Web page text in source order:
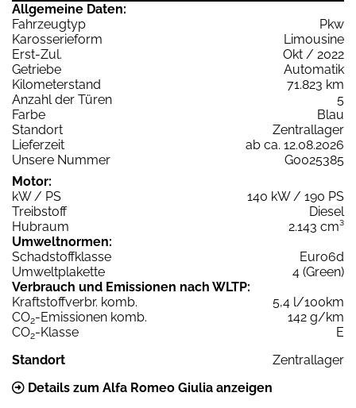
Allgemeine Daten:
Fahrzeugtyp
Pkw
Karosserieform
Limousine
Erst-Zul.
Okt / 2022
Getriebe
Automatik
Kilometerstand
71.823 km
Anzahl der Türen
5
Farbe
Blau
Standort
Zentrallager
Lieferzeit
ab ca. 12.08.2026
Unsere Nummer
G0025385
Motor:
kW / PS
140 kW / 190 PS
Treibstoff
Diesel
Hubraum
2.143 cm³
Umweltnormen:
Schadstoffklasse
Euro6d
Umweltplakette
4 (Green)
Verbrauch und Emissionen nach WLTP:
Kraftstoffverbr. komb.
5,4 l/100km
CO2-Emissionen komb.
142 g/km
CO2-Klasse
E
Standort
Zentrallager
Details zum Alfa Romeo Giulia anzeigen